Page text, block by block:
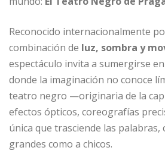
Reconocido internacionalmente
combinación de luz, sombra y
espectáculo invita a sumergirse
donde la imaginación no conoce
teatro negro —originaria de la
efectos ópticos, coreografías
única que trasciende las
grandes como a chicos.